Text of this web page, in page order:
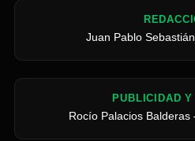
Juan Pablo
PUBLICIDAD Y
Rocío Palacios